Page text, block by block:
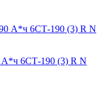
А*ч 6СТ-190 (3) R N